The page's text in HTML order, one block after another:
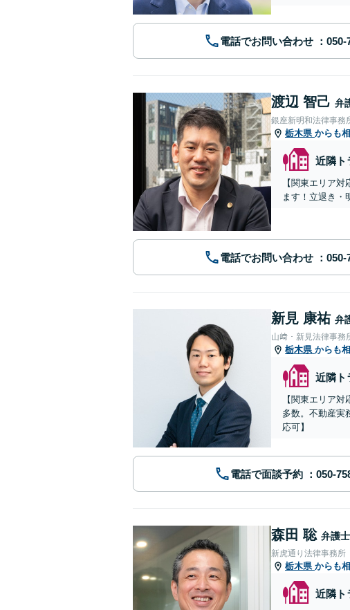
電話でお問い合わせ
渡辺 智己 弁
銀座新明和法律事務
栃木県 からも
近隣ト
【関東エリア
ます！立退き・
電話でお問い合わせ
新見 康祐 弁
山﨑・新見法律事務
栃木県 からも
近隣ト
【関東エリア
多数。不動産実
応可】
電話で面談予約
森田 聡 弁護士
新虎通り法律事務所
栃木県 からも
近隣ト